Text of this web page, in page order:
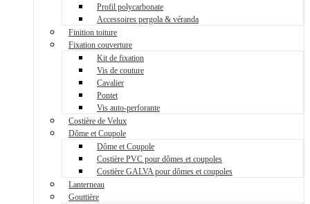
Profil polycarbonate
Accessoires pergola & véranda
Finition toiture
Fixation couverture
Kit de fixation
Vis de couture
Cavalier
Pontet
Vis auto-perforante
Costière de Velux
Dôme et Coupole
Dôme et Coupole
Costière PVC pour dômes et coupoles
Costière GALVA pour dômes et coupoles
Lanterneau
Gouttière